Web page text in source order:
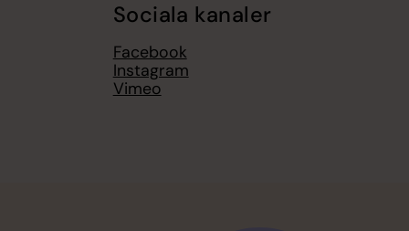
Sociala kanaler
Facebook
Instagram
Vimeo